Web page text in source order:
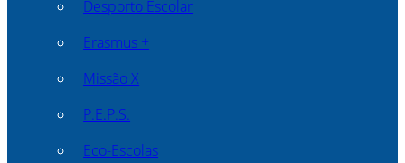
Desporto Escolar
Erasmus +
Missão X
P.E.P.S.
Eco-Escolas